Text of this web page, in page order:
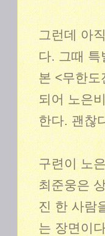
그런데 아
다. 그때 특
본 <무한도
되어 노은
한다. 괜찮
구련이 노
최준웅은
진 한 사람
는 장면이